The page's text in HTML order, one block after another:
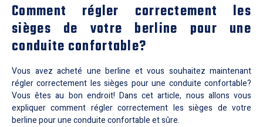
Comment régler correctement les
sièges de votre berline pour une
conduite confortable?
Vous avez acheté une berline et vous souhaitez maintenant
régler correctement les sièges pour une conduite confortable?
Vous êtes au bon endroit! Dans cet article, nous allons vous
expliquer comment régler correctement les sièges de votre
berline pour une conduite confortable et sûre.